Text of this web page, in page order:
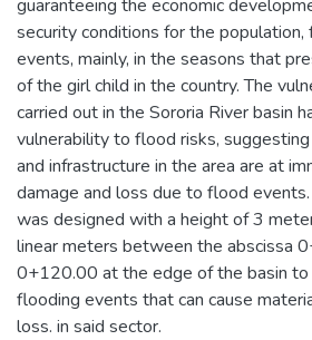
guaranteeing the economic
security conditions for the
events, mainly, in the seasons that
of the girl child in the country. The
carried out in the Sororia River basin
vulnerability to flood risks,
and infrastructure in the area are at
damage and loss due to flood
was designed with a height of 3
linear meters between the abscissa
0+120.00 at the edge of the basin to
flooding events that can cause
loss. in said sector.